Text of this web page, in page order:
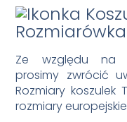
Rozmiarówka
Ze względu na
prosimy zwrócić
Rozmiary koszulek
rozmiary europejskie